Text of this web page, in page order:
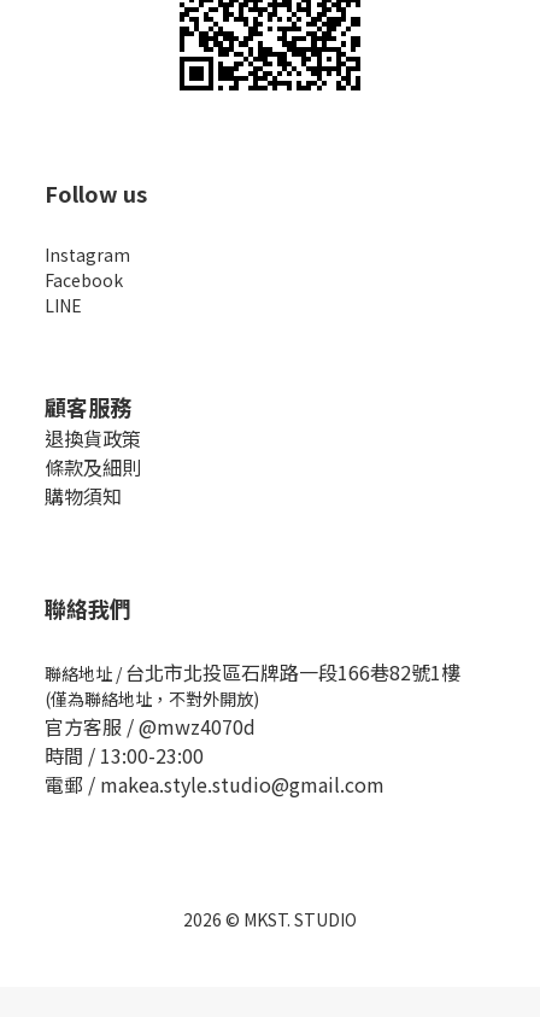
Follow us
Instagram
Facebook
LINE
顧客服務
退換貨政策
條款及細則
購物須知
聯絡我們
聯絡地址 /台北市北投區石牌路一段166巷82號1樓
(僅為聯絡地址，不對外開放)
官方客服 /@mwz4070d
時間 / 13:00-23:00
電郵 / makea.style.studio@gmail.com
2026 © MKST. STUDIO